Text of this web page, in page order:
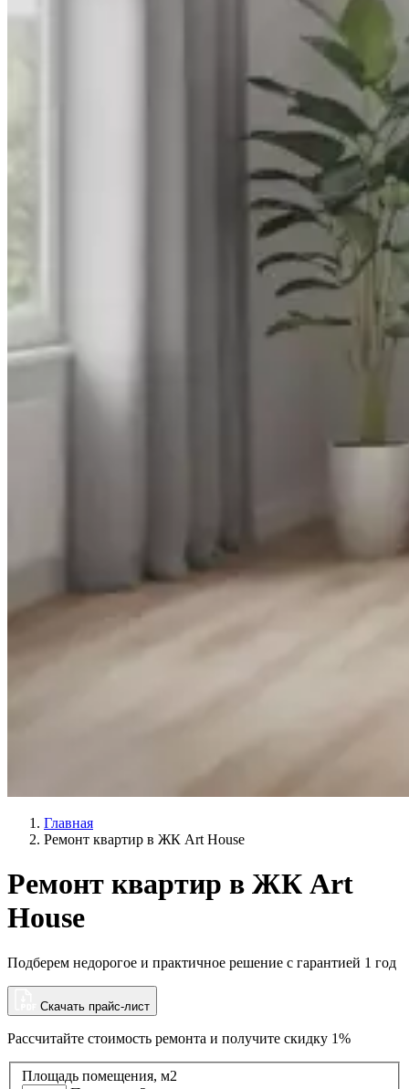
Главная
Ремонт квартир в ЖК Art House
Ремонт квартир в ЖК Art
House
Подберем недорогое и практичное решение с гарантией 1 год
Скачать прайс-лист
Рассчитайте стоимость ремонта и получите скидку 1%
Площадь помещения, м2